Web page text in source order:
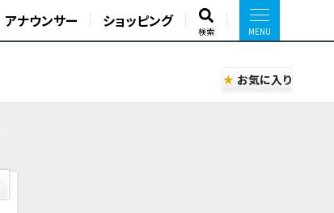
アナウンサー ショッピング
検索
お気に入り